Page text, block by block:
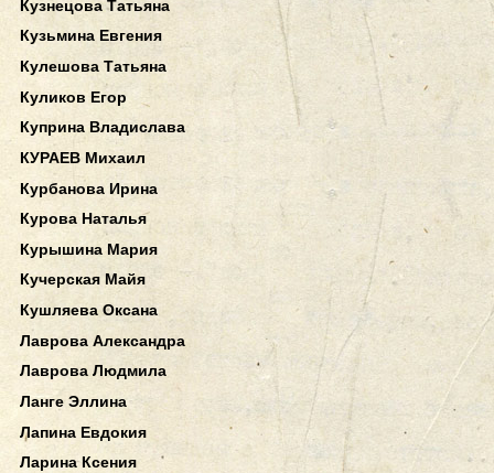
Кузнецова Татьяна
Кузьмина Евгения
Кулешова Татьяна
Куликов Егор
Куприна Владислава
КУРАЕВ Михаил
Курбанова Ирина
Курова Наталья
Курышина Мария
Кучерская Майя
Кушляева Оксана
Лаврова Александра
Лаврова Людмила
Ланге Эллина
Лапина Евдокия
Ларина Ксения